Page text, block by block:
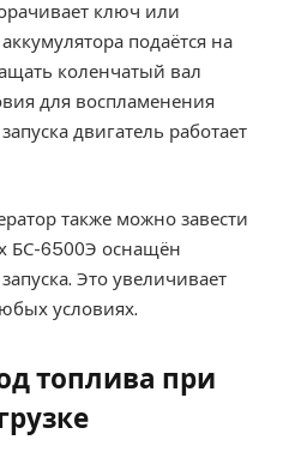
ключ или
подаётся на
коленчатый вал
для воспламенения
двигатель работает
также можно завести
БС-6500Э оснащён
Это увеличивает
условиях.
топлива при